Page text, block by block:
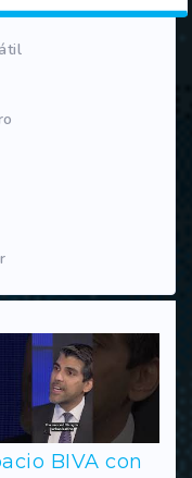
BIVA con